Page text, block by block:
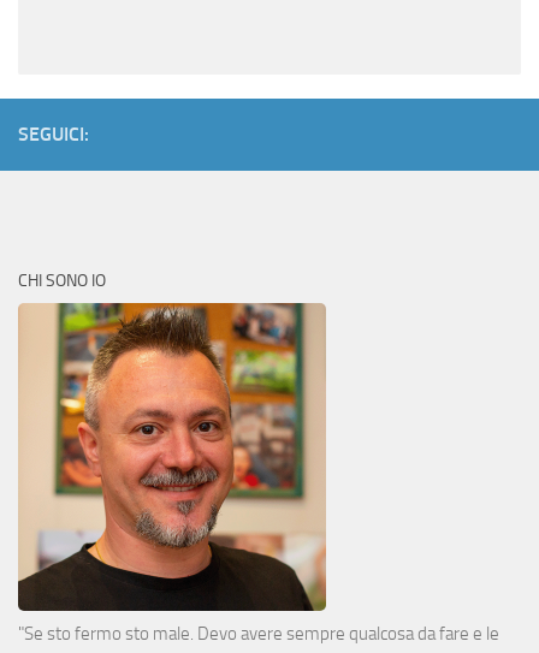
SEGUICI:
CHI SONO IO
"Se sto fermo sto male. Devo avere sempre qualcosa da fare e le